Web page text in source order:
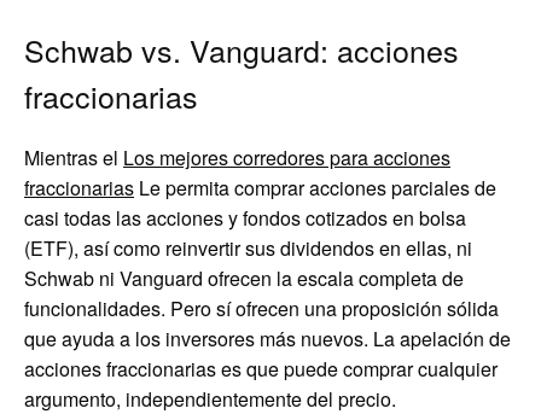
Schwab vs. Vanguard: acciones
fraccionarias
Mientras el Los mejores corredores para acciones
fraccionarias Le permita comprar acciones parciales de
casi todas las acciones y fondos cotizados en bolsa
(ETF), así como reinvertir sus dividendos en ellas, ni
Schwab ni Vanguard ofrecen la escala completa de
funcionalidades. Pero sí ofrecen una proposición sólida
que ayuda a los inversores más nuevos. La apelación de
acciones fraccionarias es que puede comprar cualquier
argumento, independientemente del precio.